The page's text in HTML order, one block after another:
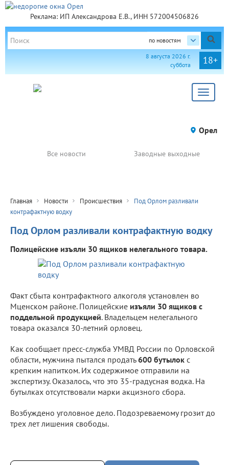
Реклама: ИП Александрова Е.В., ИНН 572004506826
по новостям
18+
8 августа 2026 г.
суббота
Toggle
Орел
Все новости Заводные выходные
Главная Новости Происшествия
Под Орлом разливали
контрафактную водку
Под Орлом разливали контрафактную водку
Полицейские изъяли 30 ящиков нелегального товара.
Факт сбыта контрафактного алкоголя установлен во
Мценском районе. Полицейские изъяли 30 ящиков с
поддельной продукцией. Владельцем нелегального
товара оказался 30-летний орловец.
Как сообщает пресс-служба УМВД России по Орловской
области, мужчина пытался продать600 бутылок с
крепким напитком. Их содержимое отправили на
экспертизу. Оказалось, что это 35-градусная водка. На
бутылках отсутствовали марки акцизного сбора.
Возбуждено уголовное дело. Подозреваемому грозит до
трех лет лишения свободы.